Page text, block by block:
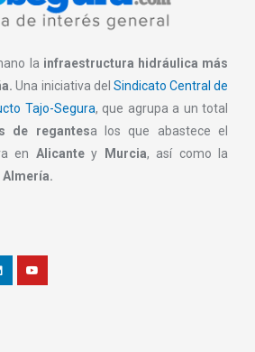
la infraestructura hidráulica más
Una iniciativa del Sindicato Central de
Tajo-Segura, que agrupa a un total
de regantesa los que abastece el
en Alicante y Murcia, así como la
Almería.